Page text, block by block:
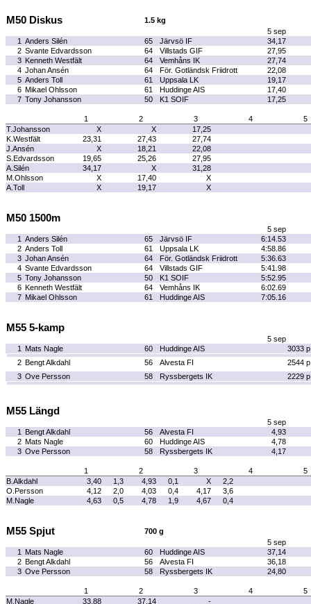
M50 Diskus
1.5 kg
5 sep
1 Anders Silén 65 Järvsö IF
34,17
2 Svante Edvardsson 64 Villstads GIF
27,95
3 Kenneth Westfält 64 Vemhåns IK
27,74
4 Johan Ansén 64 För. Gotländsk Friidrott
22,08
5 Anders Toll 61 Uppsala LK
19,17
6 Mikael Ohlsson 61 Huddinge AIS
17,40
7 Tony Johansson 50 K1 SOIF 17,25
1 2 3 4
5
T.Johansson
X X
17,25
K.Westfält
23,31 27,43
27,74
J.Ansén
X 18,21
22,08
S.Edvardsson
19,65 25,26
27,95
A.Silén
34,17 X
31,28
M.Ohlsson
X 17,40
X
A.Toll
X 19,17 X
M50 1500m
5 sep
1 Anders Silén 65 Järvsö IF
6:14.53
2 Anders Toll 61 Uppsala LK
4:58.86
3 Johan Ansén 64 För. Gotländsk Friidrott
5:36.63
4 Svante Edvardsson 64 Villstads GIF
5:41.98
5 Tony Johansson 50 K1 SOIF
5:52.95
6 Kenneth Westfält 64 Vemhåns IK
6:02.69
7 Mikael Ohlsson 61 Huddinge AIS 7:05.16
M55 5-kamp
5 sep
1
Mats Nagle 60 Huddinge AIS
3033 p
2 Bengt Alkdahl 56 Alvesta FI
2544 p
3 Ove Persson 58 Ryssbergets IK 2229 p
M55 Längd
5 sep
1
Bengt Alkdahl 56 Alvesta FI
4,93
2 Mats Nagle 60 Huddinge AIS
4,78
3 Ove Persson 58 Ryssbergets IK 4,17
1 2 3 4
5
B.Alkdahl
3,40 1,3 4,93 0,1 X
2,2
O.Persson
4,12 2,0 4,03 0,4 4,17
3,6
M.Nagle
4,63 0,5 4,78 1,9 4,67 0,4
M55 Spjut
700 g
5 sep
1
Mats Nagle 60 Huddinge AIS
37,14
2 Bengt Alkdahl 56 Alvesta FI
36,18
3 Ove Persson 58 Ryssbergets IK 24,80
1 2 3 4
5
M.Nagle
33,88 37,14
-